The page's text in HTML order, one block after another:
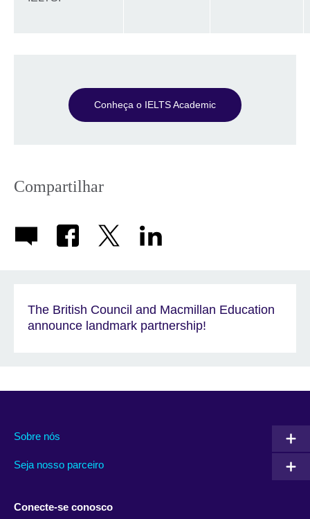
Conheça o IELTS Academic
Compartilhar
The British Council and Macmillan Education
announce landmark partnership!
Sobre nós
Seja nosso parceiro
Conecte-se conosco